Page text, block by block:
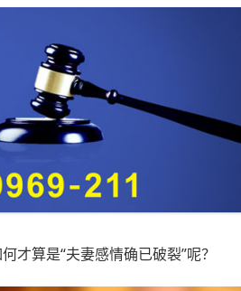
算是“夫妻感情确已破裂”呢？